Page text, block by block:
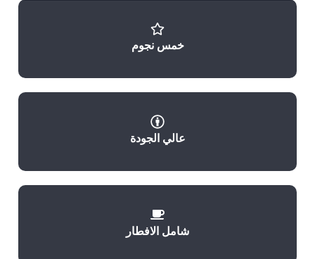
خمس نجوم
عالي الجودة
شامل الافطار